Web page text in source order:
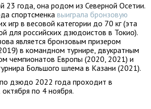
23 года, она родом из Северной Осетии.
спортсменка выиграла бронзовую
игр в весовой категории до 70 кг (эта
для российских дзюдоистов в Токио).
является бронзовым призером
в командном турнире, двукратным
чемпионатов Европы (2020, 2021) и
Большого шлема в Казани (2021).
дзюдо 2022 года проходит в
по 4 ноября.